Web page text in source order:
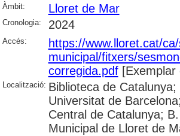
Àmbit: Lloret de Mar
Cronologia: 2024
Accés:
https://www.lloret.cat/
municipal/fitxers/
corregida.pdf[Exemplar
Localització: Biblioteca de
Universitat de
Central de Catalunya;
Municipal de Lloret de